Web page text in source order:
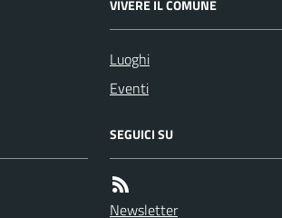
VIVERE IL COMUNE
Luoghi
Eventi
SEGUICI SU
Newsletter